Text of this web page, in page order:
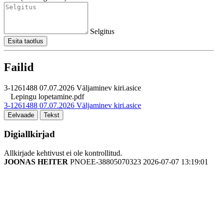
Selgitus
Esita taotlus
Failid
3-1261488 07.07.2026 Väljaminev kiri.asice
Lepingu lopetamine.pdf
3-1261488 07.07.2026 Väljaminev kiri.asice
Eelvaade Tekst
Digiallkirjad
Allkirjade kehtivust ei ole kontrollitud.
JOONAS HEITER PNOEE-38805070323 2026-07-07 13:19:01